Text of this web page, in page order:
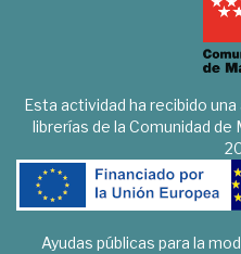
Esta actividad ha recibido
librerías de la Comunidad
Ayudas públicas para la